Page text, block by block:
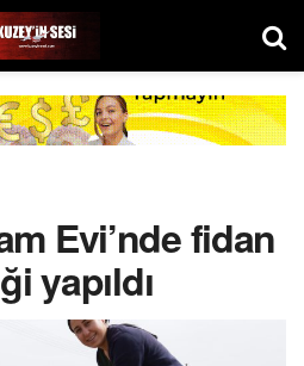
Evi’nde fidan
yapıldı